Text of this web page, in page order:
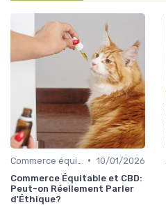
• 10/01/2026
Commerce Équitable et CBD:
Peut-on Réellement Parler
d'Éthique?